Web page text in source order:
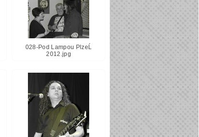
028-Pod Lampou PlzeĹ
2012.jpg